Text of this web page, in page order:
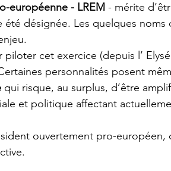
européenne - LREM - mérite
été désignée. Les quelques noms
cet exercice (depuis l’
personnalités posent
qui risque, au surplus, d’être
et politique affectant
ouvertement pro-